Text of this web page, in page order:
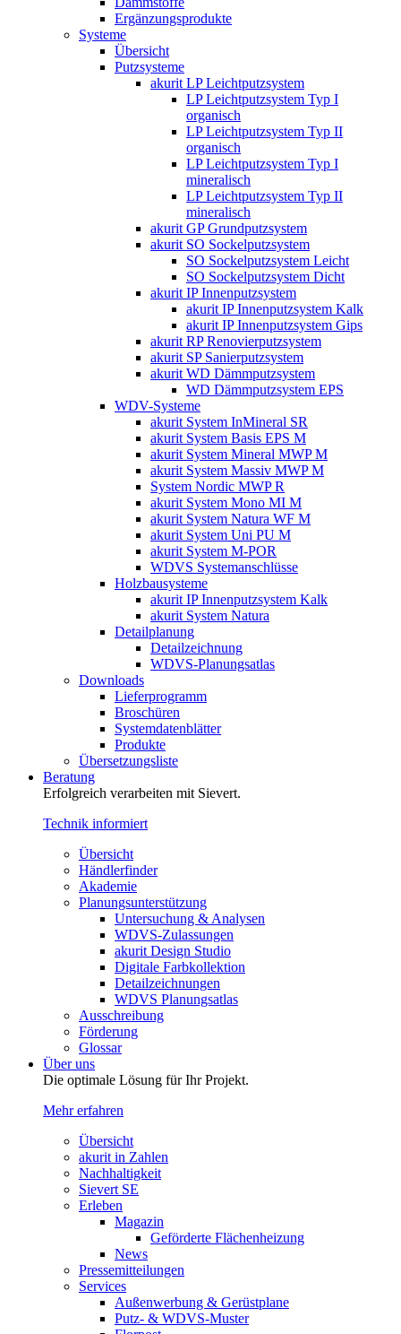
Ergänzungsprodukte
Systeme
Übersicht
Putzsysteme
akurit LP Leichtputzsystem
LP Leichtputzsystem Typ I
organisch
LP Leichtputzsystem Typ II
organisch
LP Leichtputzsystem Typ I
mineralisch
LP Leichtputzsystem Typ II
mineralisch
akurit GP Grundputzsystem
akurit SO Sockelputzsystem
SO Sockelputzsystem Leicht
SO Sockelputzsystem Dicht
akurit IP Innenputzsystem
akurit IP Innenputzsystem Kalk
akurit IP Innenputzsystem Gips
akurit RP Renovierputzsystem
akurit SP Sanierputzsystem
akurit WD Dämmputzsystem
WD Dämmputzsystem EPS
WDV-Systeme
akurit System InMineral SR
akurit System Basis EPS M
akurit System Mineral MWP M
akurit System Massiv MWP M
System Nordic MWP R
akurit System Mono MI M
akurit System Natura WF M
akurit System Uni PU M
akurit System M-POR
WDVS Systemanschlüsse
Holzbausysteme
akurit IP Innenputzsystem Kalk
akurit System Natura
Detailplanung
Detailzeichnung
WDVS-Planungsatlas
Downloads
Lieferprogramm
Broschüren
Systemdatenblätter
Produkte
Übersetzungsliste
Beratung
Erfolgreich verarbeiten mit Sievert.
Technik informiert
Übersicht
Händlerfinder
Akademie
Planungsunterstützung
Untersuchung & Analysen
WDVS-Zulassungen
akurit Design Studio
Digitale Farbkollektion
Detailzeichnungen
WDVS Planungsatlas
Ausschreibung
Förderung
Glossar
Über uns
Die optimale Lösung für Ihr Projekt.
Mehr erfahren
Übersicht
akurit in Zahlen
Nachhaltigkeit
Sievert SE
Erleben
Magazin
Geförderte Flächenheizung
News
Pressemitteilungen
Services
Außenwerbung & Gerüstplane
Putz- & WDVS-Muster